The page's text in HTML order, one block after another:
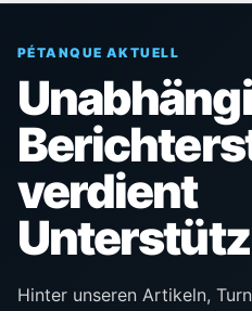
PÉTANQUE AKTUELL
verdient
Hinter unseren Artikeln,